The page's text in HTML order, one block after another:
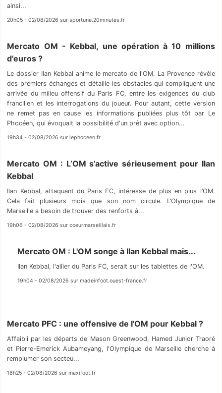
ainsi...
20h05 - 02/08/2026 sur sportune.20minutes.fr
Mercato OM - Kebbal, une opération à 10 millions
d'euros ?
Le dossier Ilan Kebbal anime le mercato de l'OM. La Provence révèle
des premiers échanges et détaille les obstacles qui compliquent une
arrivée du milieu offensif du Paris FC, entre les exigences du club
francilien et les interrogations du joueur. Pour autant, cette version
ne remet pas en cause les informations publiées plus tôt par Le
Phocéen, qui évoquait la possibilité d'un prêt avec option...
19h34 - 02/08/2026 sur lephoceen.fr
Mercato OM : L’OM s’active sérieusement pour Ilan
Kebbal
Ilan Kebbal, attaquant du Paris FC, intéresse de plus en plus l’OM.
Cela fait plusieurs mois que son nom circule. L’Olympique de
Marseille a besoin de trouver des renforts à...
19h06 - 02/08/2026 sur coeurmarseillais.fr
Mercato OM : L'OM songe à Ilan Kebbal mais...
Ilan Kebbal, l'ailier du Paris FC, serait sur les tablettes de l'OM.
19h04 - 02/08/2026 sur madeinfoot.ouest-france.fr
Mercato PFC : une offensive de l'OM pour Kebbal ?
Affaibli par les départs de Mason Greenwood, Hamed Junior Traoré
et Pierre-Emerick Aubameyang, l'Olympique de Marseille cherche à
remplumer son secteu...
18h25 - 02/08/2026 sur maxifoot.fr